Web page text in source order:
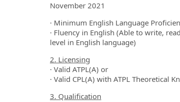
November 2021
· Minimum English Language
· Fluency in English (Able to write,
level in English language)
2. Licensing
· Valid ATPL(A) or
· Valid CPL(A) with ATPL Theoretical
3. Qualification